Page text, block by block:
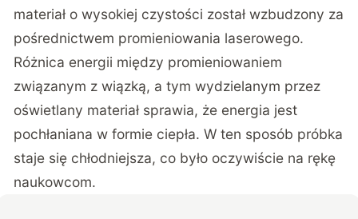
materiał o wysokiej czystości został wzbudzony za
pośrednictwem promieniowania laserowego.
Różnica energii między promieniowaniem
związanym z wiązką, a tym wydzielanym przez
oświetlany materiał sprawia, że energia jest
pochłaniana w formie ciepła. W ten sposób próbka
staje się chłodniejsza, co było oczywiście na rękę
naukowcom.